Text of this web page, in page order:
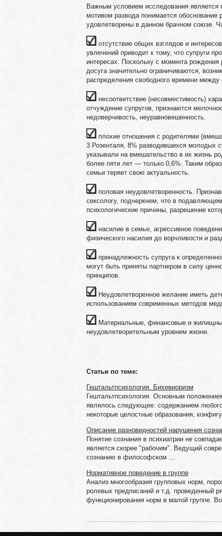
Важным условием исследования является
мотивом развода понимается обоснование
удовлетворены в данном брачном союзе.
отсутствие общих взглядов и
увлечений приводит к тому, что супруги
интересах. Поскольку с момента
досуга значительно ограничиваются,
распределения свободного времени между
несоответствие (несовместимость)
отчуждение супругов, признаются
недоверчивость, неуравновешенность.
плохие отношения с родителями
3.Розенталя, 8% разводившихся молодых
указывали на вмешательство в их жизнь
более пяти лет — только 0,6%. Таким
семьи теряет свою актуальность.
половая неудовлетворенность.
сексологу, подчеркнем, что в
психологические причины, разрешение
насилие в семье, агрессивное
физического насилия до ворчливости и
принадлежность супруга к
могут быть приняты партнером в силу
принципов.
Неудовлетворенное желание иметь
использованием современных методов
Материальные, финансовые и
неудовлетворительным уровнем жизни.
Статьи по теме:
Гештальтпсихология. Бихевиоризм
Гештальтпсихология. Основным
являлось следующее: содержанием
некоторые целостные образования,
Описание разновидностей нарушения
Понятие сознания в психиатрии не
является скорее "рабочим". Ведущий
сознанию в философском ...
Нормативное поведение в группе
Анализ многообразия групповых норм,
ролевых предписаний и т.д. проведенный
функционирования норм в малой группе.